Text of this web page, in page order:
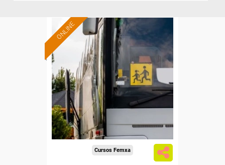
ONLINE
Formación 100%
subvencionada.
Para desempleados,
trabajadores y autónomos.
Sector
-Transporte y Logística.
Cursos Femxa